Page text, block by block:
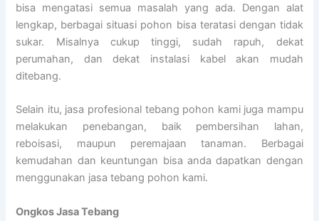
bisa mengatasi semua masalah yang ada. Dengan alat
lengkap, berbagai situasi pohon bisa teratasi dengan tidak
sukar. Misalnya cukup tinggi, sudah rapuh, dekat
perumahan, dan dekat instalasi kabel akan mudah
ditebang.
Selain itu, jasa profesional tebang pohon kami juga mampu
melakukan penebangan, baik pembersihan lahan,
reboisasi, maupun peremajaan tanaman. Berbagai
kemudahan dan keuntungan bisa anda dapatkan dengan
menggunakan jasa tebang pohon kami.
Ongkos Jasa Tebang